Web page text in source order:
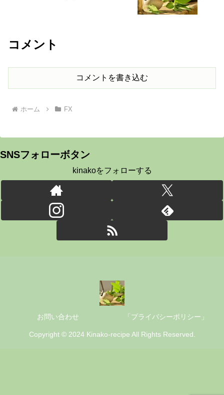
コメント
コメントを書き込む
ホーム FX
SNSフォローボタン
kinakoをフォローする
お問い合わせ 「プライバシーポリシー」
Copyright © 2024 Kinako-recipe All Rights Reserved.